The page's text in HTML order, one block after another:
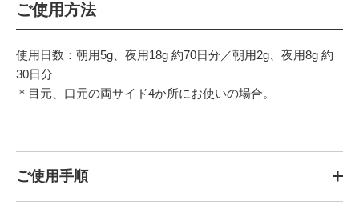
ご使用方法
使用日数：朝用5g、夜用18g 約70日分／朝用2g、夜用8g 約
30日分
＊目元、口元の両サイド4か所にお使いの場合。
ご使用手順